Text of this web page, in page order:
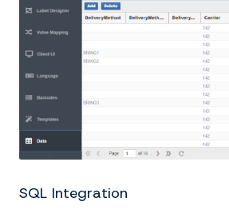
SQL Integration